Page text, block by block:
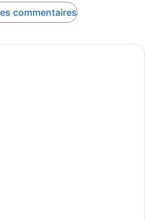
commentaires